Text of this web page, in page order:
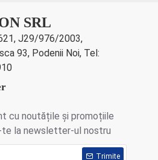
SRL
J29/976/2003,
93, Podenii Noi, Tel:
cu noutățile și promoțiile
te la newsletter-ul nostru
Trimite